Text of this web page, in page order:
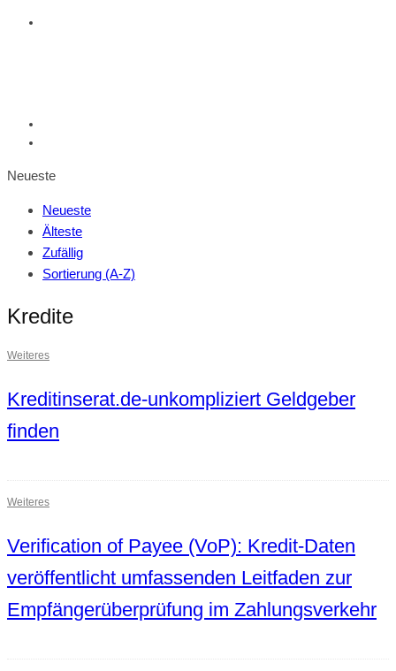
Neueste
Neueste
Älteste
Zufällig
Sortierung (A-Z)
Kredite
Weiteres
Kreditinserat.de-unkompliziert Geldgeber
finden
Weiteres
Verification of Payee (VoP): Kredit-Daten
veröffentlicht umfassenden Leitfaden zur
Empfängerüberprüfung im Zahlungsverkehr